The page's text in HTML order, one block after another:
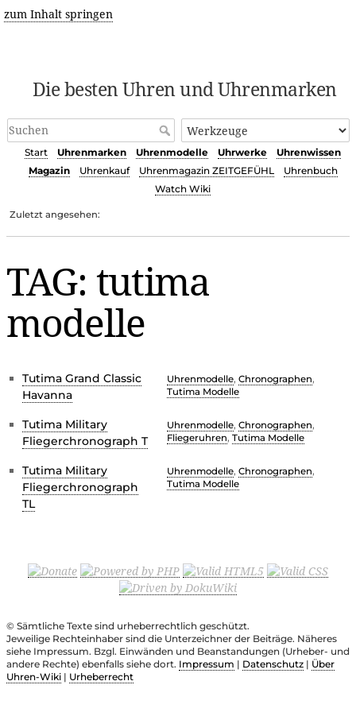
zum Inhalt springen
Die besten Uhren und Uhrenmarken
Start Uhrenmarken Uhrenmodelle Uhrwerke
Uhrenwissen
Magazin
Uhrenkauf Uhrenmagazin ZEITGEFÜHL
Uhrenbuch
Watch Wiki
Zuletzt angesehen:
TAG: tutima
modelle
Tutima Grand Classic
Havanna
Uhrenmodelle, Chronographen,
Tutima Modelle
Tutima Military
Fliegerchronograph T
Uhrenmodelle, Chronographen,
Fliegeruhren, Tutima Modelle
Tutima Military
Fliegerchronograph
TL
Uhrenmodelle, Chronographen,
Tutima Modelle
© Sämtliche Texte sind urheberrechtlich geschützt.
Jeweilige Rechteinhaber sind die Unterzeichner der Beiträge. Näheres
siehe Impressum. Bzgl. Einwänden und Beanstandungen (Urheber- und
andere Rechte) ebenfalls siehe dort. Impressum | Datenschutz | Über
Uhren-Wiki | Urheberrecht